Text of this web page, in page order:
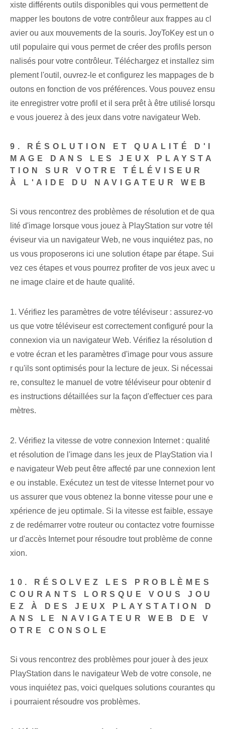
xiste différents outils disponibles qui vous permettent de
mapper les boutons de votre contrôleur aux frappes au cl
avier ou aux mouvements de la souris. JoyToKey est un o
util populaire qui vous permet de créer des profils person
nalisés pour votre contrôleur. Téléchargez et installez sim
plement l'outil, ouvrez-le et configurez les mappages de b
outons en fonction de vos préférences. Vous pouvez ensu
ite enregistrer votre profil et il sera prêt à être utilisé lorsqu
e vous jouerez à des jeux dans votre navigateur Web.
9. RÉSOLUTION ET QUALITÉ D'I
MAGE DANS LES JEUX PLAYSTA
TION SUR VOTRE TÉLÉVISEUR
À L'AIDE DU NAVIGATEUR WEB
Si vous rencontrez des problèmes de résolution et de qua
lité d'image lorsque vous jouez à PlayStation sur votre tél
éviseur via un navigateur Web, ne vous inquiétez pas, no
us vous proposerons ici une solution étape par étape. Sui
vez ces étapes et vous pourrez profiter de vos jeux avec u
ne image claire et de haute qualité.
1. Vérifiez les paramètres de votre téléviseur : assurez-vo
us que votre téléviseur est correctement configuré pour la
connexion via un navigateur Web. Vérifiez la résolution d
e votre écran et les paramètres d'image pour vous assure
r qu'ils sont optimisés pour la lecture de jeux. Si nécessai
re, consultez le manuel de votre téléviseur pour obtenir d
es instructions détaillées sur la façon d'effectuer ces para
mètres.
2. Vérifiez la vitesse de votre connexion Internet : qualité
et résolution de l'image dans les jeux de PlayStation via l
e navigateur Web peut être affecté par une connexion lent
e ou instable. Exécutez un test de vitesse Internet pour vo
us assurer que vous obtenez la bonne vitesse pour une e
xpérience de jeu optimale. Si la vitesse est faible, essaye
z de redémarrer votre routeur ou contactez votre fournisse
ur d'accès Internet pour résoudre tout problème de conne
xion.
10. RÉSOLVEZ LES PROBLÈMES
COURANTS LORSQUE VOUS JOU
EZ À DES JEUX PLAYSTATION D
ANS LE NAVIGATEUR WEB DE V
OTRE CONSOLE
Si vous rencontrez des problèmes pour jouer à des jeux
PlayStation dans le navigateur Web de votre console, ne
vous inquiétez pas, voici quelques solutions courantes qu
i pourraient résoudre vos problèmes.